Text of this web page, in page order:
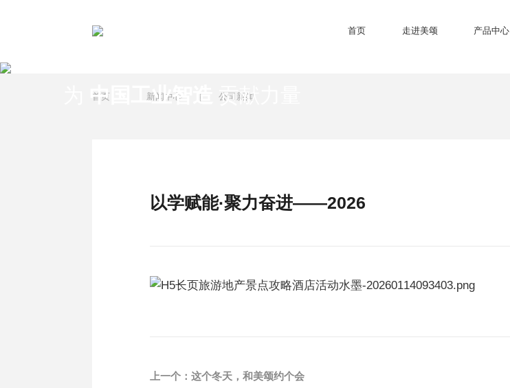
首页 走进美颂 产品中心
新闻中心
中国工业智造 贡献力量
首页 新闻中心 | 公司新闻
以学赋能·聚力奋进——2026
上一个：这个冬天，和美颂约个会